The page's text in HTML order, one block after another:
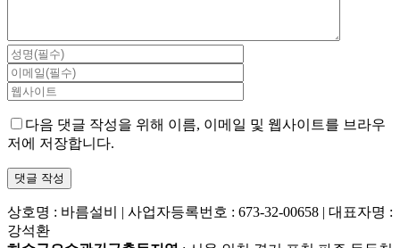
다음 댓글 작성을 위해 이름, 이메일 및 웹사이트를 브라우
저에 저장합니다.
상호명 : 바름설비 | 사업자등록번호 : 673-32-00658 | 대표자명 :
강석환